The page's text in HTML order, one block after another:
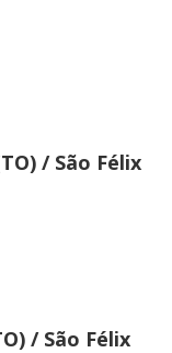
/ São Félix
/ São Félix